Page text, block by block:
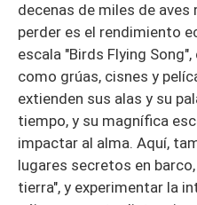
decenas de miles de aves
perder es el rendimiento
escala "Birds Flying
como grúas, cisnes y
extienden sus alas y su
tiempo, y su magnífica
impactar al alma. Aquí,
lugares secretos en
tierra", y experimentar la